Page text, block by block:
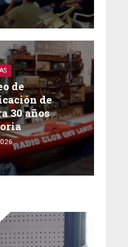
de
de
30 años